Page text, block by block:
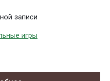
записи
игры